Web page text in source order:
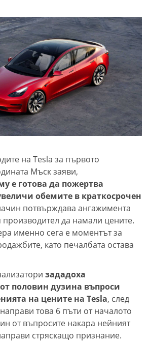
на Tesla за първото
Мъск заяви,
е готова да пожертва
обемите в краткосрочен
потвърждава ангажимента
да намали цените.
именно сега е моментът за
като печалбата остава
зададоха
половин дузина въпроси
на цените на Tesla, след
това 6 пъти от началото
от въпросите накара нейният
стряскащо признание.